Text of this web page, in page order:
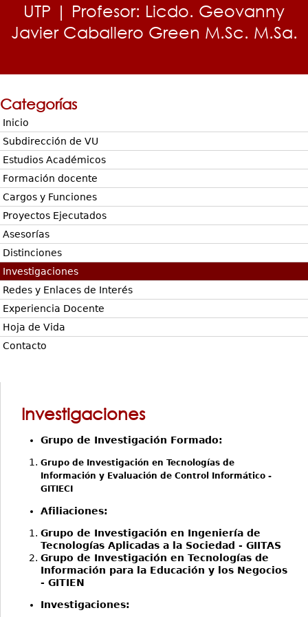
UTP | Profesor: Licdo. Geovanny
Javier Caballero Green M.Sc. M.Sa.
Categorías
Inicio
Subdirección de VU
Estudios Académicos
Formación docente
Cargos y Funciones
Proyectos Ejecutados
Asesorías
Distinciones
Investigaciones
Redes y Enlaces de Interés
Experiencia Docente
Hoja de Vida
Contacto
Investigaciones
Grupo de Investigación Formado:
Grupo de Investigación en Tecnologías de
Información y Evaluación de Control Informático -
GITIECI
Afiliaciones:
Grupo de Investigación en Ingeniería de
Tecnologías Aplicadas a la Sociedad - GIITAS
Grupo de Investigación en Tecnologías de
Información para la Educación y los Negocios
- GITIEN
Investigaciones: